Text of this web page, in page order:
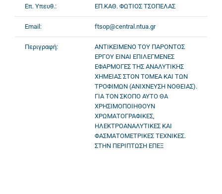
Επ. Υπευθ.: ΕΠ.ΚΑΘ. ΦΩΤΙΟΣ ΤΣΟΠΕΛΑΣ
Email: ftsop@central.ntua.gr
Περιγραφή:
ΑΝΤΙΚΕΙΜΕΝΟ ΤΟΥ ΠΑΡΟΝΤΟΣ
ΕΡΓΟΥ ΕΙΝΑΙ ΕΠΙΛΕΓΜΕΝΕΣ
ΕΦΑΡΜΟΓΕΣ ΤΗΣ ΑΝΑΛΥΤΙΚΗΣ
ΧΗΜΕΙΑΣ ΣΤΟΝ ΤΟΜΕΑ ΚΑΙ ΤΩΝ
ΤΡΟΦΙΜΩΝ (ΑΝΙΧΝΕΥΣΗ ΝΟΘΕΙΑΣ).
ΓΙΑ ΤΟΝ ΣΚΟΠΟ ΑΥΤΟ ΘΑ
ΧΡΗΣΙΜΟΠΟΙΗΘΟΥΝ
ΧΡΩΜΑΤΟΓΡΑΦΙΚΕΣ,
ΗΛΕΚΤΡΟΑΝΑΛΥΤΙΚΕΣ ΚΑΙ
ΦΑΣΜΑΤΟΜΕΤΡΙΚΕΣ ΤΕΧΝΙΚΕΣ.
ΣΤΗΝ ΠΕΡΙΠΤΩΣΗ ΕΠΕΞ